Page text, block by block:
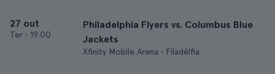
27 out
Ter • 19:00
Philadelphia Flyers vs. Columbus Blue
Jackets
Xfinity Mobile Arena • Filadélfia